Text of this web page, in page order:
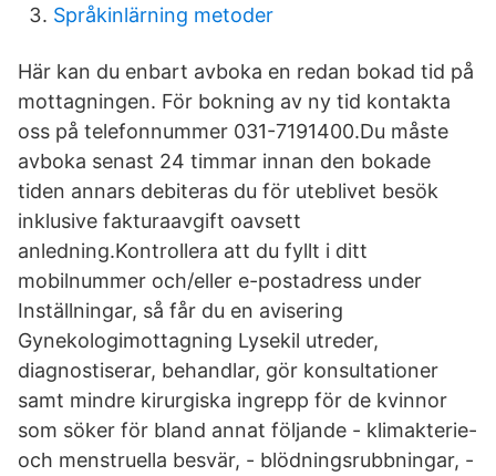
Språkinlärning metoder
Här kan du enbart avboka en redan bokad tid på
mottagningen. För bokning av ny tid kontakta
oss på telefonnummer 031-7191400.Du måste
avboka senast 24 timmar innan den bokade
tiden annars debiteras du för uteblivet besök
inklusive fakturaavgift oavsett
anledning.Kontrollera att du fyllt i ditt
mobilnummer och/eller e-postadress under
Inställningar, så får du en avisering
Gynekologimottagning Lysekil utreder,
diagnostiserar, behandlar, gör konsultationer
samt mindre kirurgiska ingrepp för de kvinnor
som söker för bland annat följande - klimakterie-
och menstruella besvär, - blödningsrubbningar, -